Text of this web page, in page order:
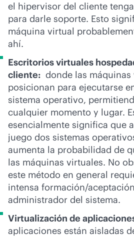
el hipervisor del cliente
para darle soporte. Esto
máquina virtual
ahí.
Escritorios virtuales
cliente: donde las
posicionan para ejecutarse
sistema operativo,
cualquier momento y lugar.
esencialmente significa que
juego dos sistemas
aumenta la probabilidad de
las máquinas virtuales. No
este método en general
intensa formación/
administrador del sistema.
Virtualización de
aplicaciones están aisladas